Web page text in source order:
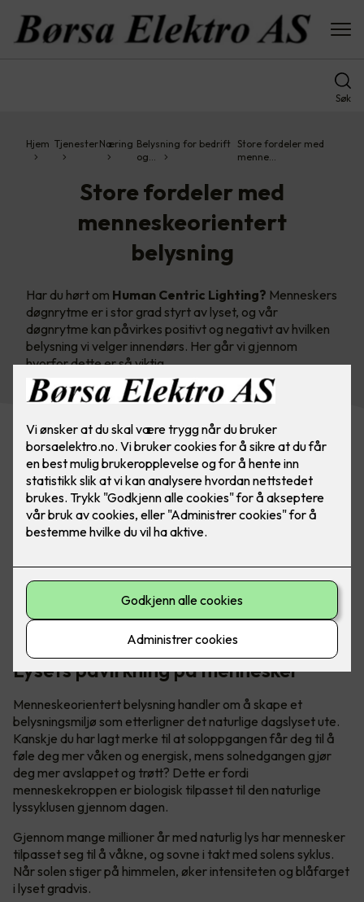
Søk
Hjem TjenesterNæring Belysning for bedrift
og…
Store fordeler med
menne…
Store fordeler med
menneskeorientert
belysning
Har du hørt om Human Centric Lighting? Menneskers
døgnrytme er i stor grad styrt av lyset, og vår
døgnrytme kan påvirkes positivt og negativt av hvilken
belysning vi velger innendørs. Her går vi gjennom
hvorfor dette er så viktig.
Menneskeorientert belysning (HCL) tar en helhetlig
tilnærming til å forstå hvordan lys påvirker mennesker.
Lysets påvirkning på mennesker
Menneskeorientert belysning handler om å skape et
belysningsmiljø som etterligner det naturlige dagslyset ute.
Kanskje du har lagt merke til at soloppgangen får deg til å
føle deg mer våken og energisk, mens solnedgangen gjør
deg mer avslappet og trøtt? Dette er fordi
menneskekroppen er biologisk tilpasset til den naturlige
lyssyklusen gjennom dagen.
Gjennom mange millioner år med naturlig lys har mennesker
tilpasset seg til å våkne, og sovne i takt med solens syklus.
Når solen stiger på himmelen, øker intensiteten og blåfarget
i lyset gradvis.